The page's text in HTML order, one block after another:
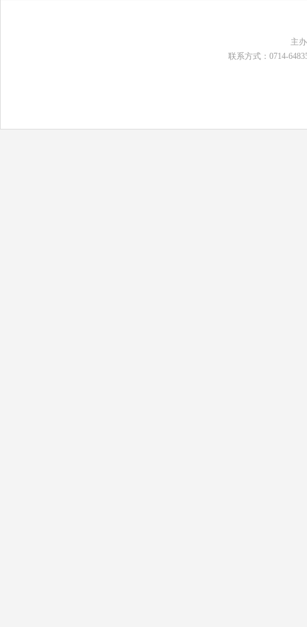
主
联系方式：0714-